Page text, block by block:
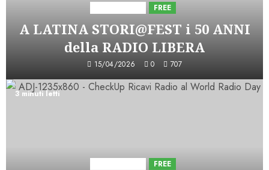
FREE
A LATINA STORI@FEST i 50 ANNI
della RADIO LIBERA
15/04/2026 0 707
3 minuti letti
FREE